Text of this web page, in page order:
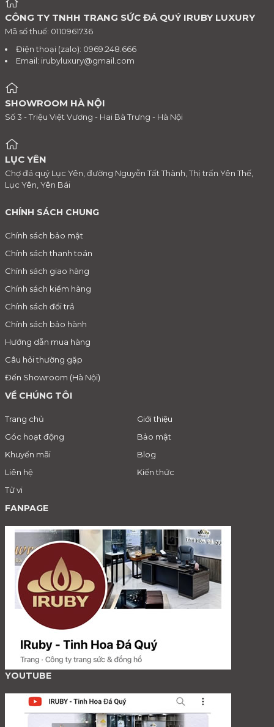
CÔNG TY TNHH TRANG SỨC ĐÁ QUÝ IRUBY LUXURY
Mã số thuế: 0110961736
Điện thoại (zalo): 0969.248.666
Email: irubyluxury@gmail.com
SHOWROOM HÀ NỘI
Số 3 - Triệu Việt Vương - Hai Bà Trưng - Hà Nội
LỤC YÊN
Chợ đá quý Lục Yên, đường Nguyễn Tất Thành, Thị trấn Yên Thế,
Lục Yên, Yên Bái
CHÍNH SÁCH CHUNG
Chính sách bảo mật
Chính sách thanh toán
Chính sách giao hàng
Chính sách kiểm hàng
Chính sách đổi trả
Chính sách bảo hành
Hướng dẫn mua hàng
Câu hỏi thường gặp
Đến Showroom (Hà Nội)
VỀ CHÚNG TÔI
Trang chủ
Giới thiệu
Góc hoạt động
Bảo mật
Khuyến mãi
Blog
Liên hệ
Kiến thức
Tử vi
FANPAGE
YOUTUBE